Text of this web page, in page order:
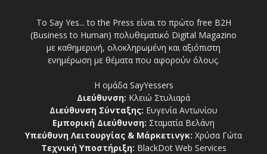
Το Say Yes... to the Press είναι το πρώτο free Β2Η
(Business to Human) πολυθεματικό Digital Magazino
με καθημερινή, ολοκληρωμένη και αξιόπιστη
ενημέρωση με θέματα που αφορούν όλους.
Η ομάδα SayYessers
Διεύθυνση: Κλειώ Στυλιαρά
Διεύθυνση Σύνταξης: Ευγενία Αντωνίου
Εμπορική Διεύθυνση: Σταματία Βελάνη
Υπεύθυνη Λειτουργίας & Μάρκετινγκ: Χρύσα Γώτα
Τεχνική Υποστήριξη: BlackDot Web Services